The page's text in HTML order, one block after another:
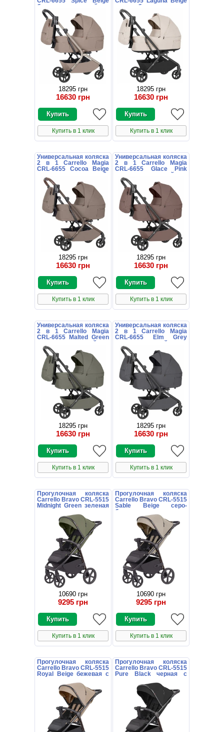
бежевая с сумочкой
18295 грн
16630 грн
Купить в 1 клик
светло-бежевая с
сумочкой
18295 грн
16630 грн
Купить в 1 клик
Универсальная коляска
2 в 1 Carrello Magia
CRL-6655 Cocoa Beige
коричневая с сумочкой
18295 грн
16630 грн
Купить в 1 клик
Универсальная коляска
2 в 1 Carrello Magia
CRL-6655 Glace Pink
розовая с сумочкой
18295 грн
16630 грн
Купить в 1 клик
Универсальная коляска
2 в 1 Carrello Magia
CRL-6655 Malted Green
зеленая с сумочкой
18295 грн
16630 грн
Купить в 1 клик
Универсальная коляска
2 в 1 Carrello Magia
CRL-6655 Elm Grey
серая с сумочкой
18295 грн
16630 грн
Купить в 1 клик
Прогулочная коляска
Carrello Bravo CRL-5515
Midnight Green зеленая
10690 грн
9295 грн
Купить в 1 клик
Прогулочная коляска
Carrello Bravo CRL-5515
Sable Beige серо-
бежевая с чехлом на
10690 грн
9295 грн
Купить в 1 клик
Прогулочная коляска
Carrello Bravo CRL-5515
Royal Beige бежевая с
Прогулочная коляска
Carrello Bravo CRL-5515
Pure Black черная с